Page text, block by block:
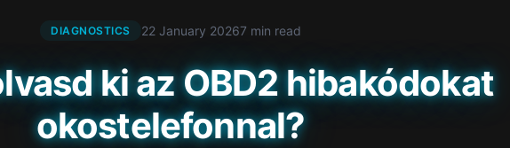
DIAGNOSTICS 22 January 20267 min read
ki az OBD2 hibakódokat
okostelefonnal?